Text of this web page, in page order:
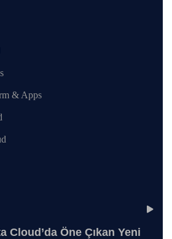
& Apps
Cloud’da Öne Çıkan Yeni